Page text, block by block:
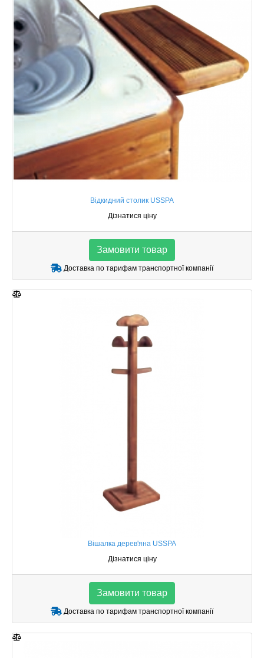
Відкидний столик USSPA
Дізнатися ціну
Замовити товар
Доставка по тарифам транспортної компанії
Вішалка дерев'яна USSPA
Дізнатися ціну
Замовити товар
Доставка по тарифам транспортної компанії